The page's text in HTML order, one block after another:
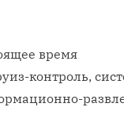
время
контроль,